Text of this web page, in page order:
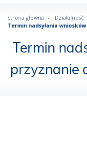
Strona główna Działalność
Termin nadsyłania
Termin
przyznanie